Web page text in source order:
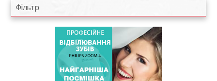
Каталог
На карті
Фільтр